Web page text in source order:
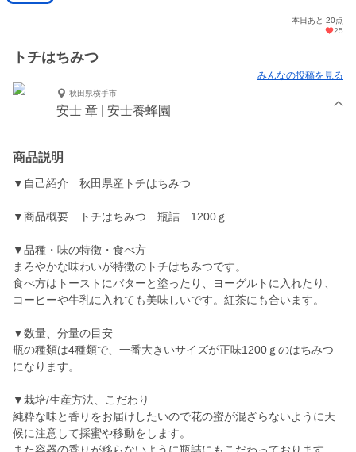
本日あと 20点
25
トチはちみつ
みんなの投稿を見る
秋田県横手市
安士 章 | 安士養蜂園
商品説明
▼自己紹介 秋田県産トチはちみつ
▼商品概要 トチはちみつ 瓶詰 1200ｇ
▼品種・味の特徴・食べ方
まろやかな味わいが特徴のトチはちみつです。
食べ方はトーストにバターと塗ったり、ヨーグルトに入れたり、
コーヒーや牛乳に入れても美味しいです。紅茶にも合います。
▼数量、分量の目安
瓶の種類は4種類で、一番大きいサイズが正味1200ｇのはちみつ
になります。
▼栽培/生産方法、こだわり
純粋な味と香りをお届けしたいので花の蜜が混ざらないように天
候に注意して採蜜や移動をします。